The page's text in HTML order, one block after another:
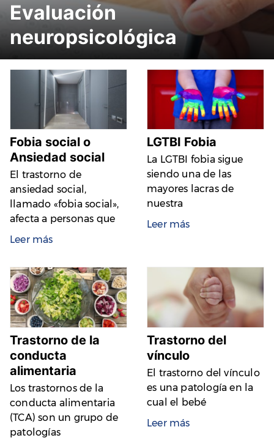
Evaluación
neuropsicológica
Fobia social o
Ansiedad social
El trastorno de
ansiedad social,
llamado «fobia social»,
afecta a personas que
Leer más
LGTBI Fobia
La LGTBI fobia sigue
siendo una de las
mayores lacras de
nuestra
Leer más
Trastorno de la
conducta
alimentaria
Los trastornos de la
conducta alimentaria
(TCA) son un grupo de
patologías
Trastorno del
vínculo
El trastorno del vínculo
es una patología en la
cual el bebé
Leer más